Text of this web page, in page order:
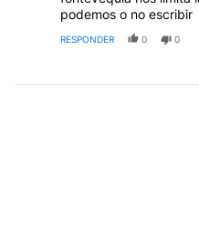
podemos o no escribir
RESPONDER 0 0